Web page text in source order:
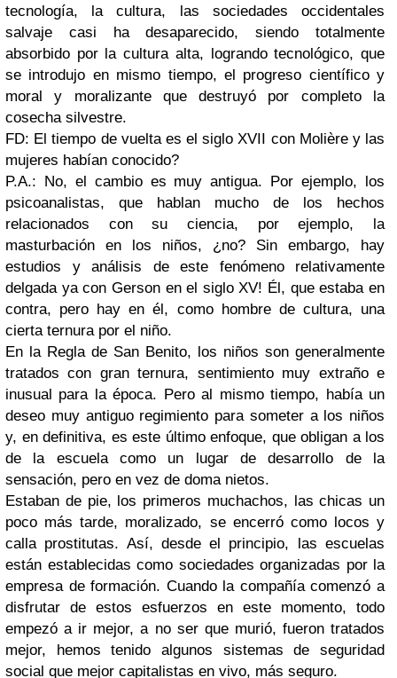
tecnología, la cultura, las sociedades occidentales
salvaje casi ha desaparecido, siendo totalmente
absorbido por la cultura alta, logrando tecnológico, que
se introdujo en mismo tiempo, el progreso científico y
moral y moralizante que destruyó por completo la
cosecha silvestre.
FD: El tiempo de vuelta es el siglo XVII con Molière y las
mujeres habían conocido?
P.A.: No, el cambio es muy antigua. Por ejemplo, los
psicoanalistas, que hablan mucho de los hechos
relacionados con su ciencia, por ejemplo, la
masturbación en los niños, ¿no? Sin embargo, hay
estudios y análisis de este fenómeno relativamente
delgada ya con Gerson en el siglo XV! Él, que estaba en
contra, pero hay en él, como hombre de cultura, una
cierta ternura por el niño.
En la Regla de San Benito, los niños son generalmente
tratados con gran ternura, sentimiento muy extraño e
inusual para la época. Pero al mismo tiempo, había un
deseo muy antiguo regimiento para someter a los niños
y, en definitiva, es este último enfoque, que obligan a los
de la escuela como un lugar de desarrollo de la
sensación, pero en vez de doma nietos.
Estaban de pie, los primeros muchachos, las chicas un
poco más tarde, moralizado, se encerró como locos y
calla prostitutas. Así, desde el principio, las escuelas
están establecidas como sociedades organizadas por la
empresa de formación. Cuando la compañía comenzó a
disfrutar de estos esfuerzos en este momento, todo
empezó a ir mejor, a no ser que murió, fueron tratados
mejor, hemos tenido algunos sistemas de seguridad
social que mejor capitalistas en vivo, más seguro.